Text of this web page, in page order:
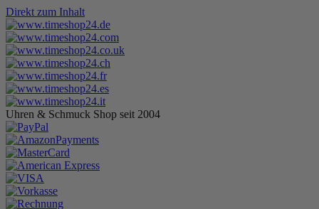
Direkt zum Inhalt
Uhren & Schmuck Shop seit 2004